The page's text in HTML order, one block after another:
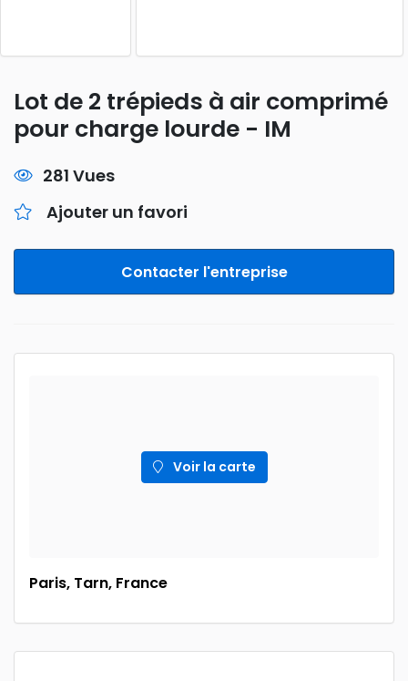
Lot de 2 trépieds à air comprimé
pour charge lourde - IM
281 Vues
Ajouter un favori
Contacter l'entreprise
Voir la carte
Paris, Tarn, France